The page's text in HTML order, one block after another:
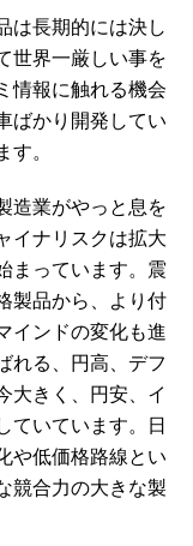
は長期的には決し
世界一厳しい事を
情報に触れる機会
ばかり開発してい
す。
造業がやっと息を
イナリスクは拡大
まっています。震
製品から、より付
インドの変化も進
れる、円高、デフ
大きく、円安、イ
ていています。日
や低価格路線とい
競合力の大きな製